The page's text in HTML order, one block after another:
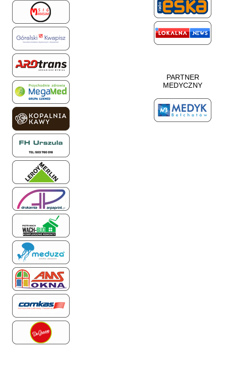
PARTNER
MEDYCZNY